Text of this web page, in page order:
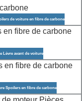
de voiture en fibre de carbone
Lèvre avant de voiture
Spoilers en fibre de carbone